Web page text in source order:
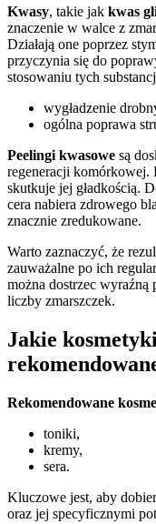
Kwasy, takie jak kwas
znaczenie w walce z
Działają one poprzez
przyczynia się do
stosowaniu tych
wygładzenie
ogólna poprawa
Peelingi kwasowe są
regeneracji komórkowej.
skutkuje jej gładkością.
cera nabiera zdrowego
znacznie zredukowane.
Warto zaznaczyć, że
zauważalne po ich
można dostrzec
liczby zmarszczek.
Jakie
Rekomendowane
toniki,
kremy,
sera.
Kluczowe jest, aby
oraz jej specyficznymi